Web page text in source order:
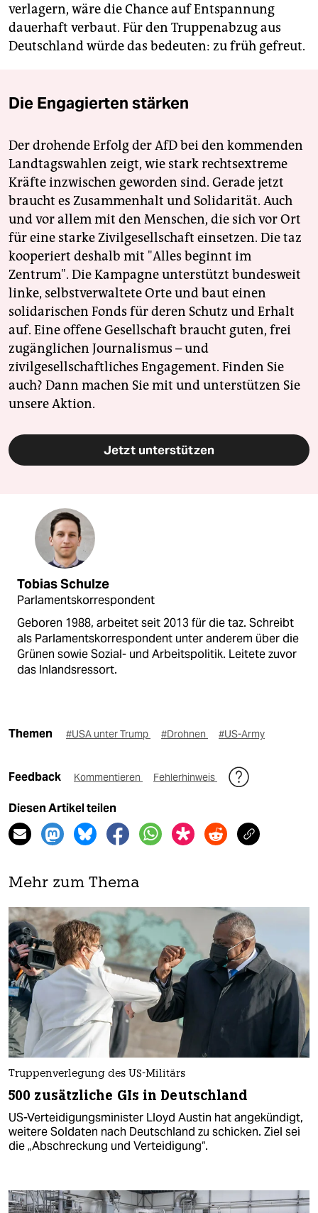
verlagern, wäre die Chance auf Entspannung
dauerhaft verbaut. Für den Truppenabzug aus
Deutschland würde das bedeuten: zu früh gefreut.
Die Engagierten stärken
Der drohende Erfolg der AfD bei den kommenden
Landtagswahlen zeigt, wie stark rechtsextreme
Kräfte inzwischen geworden sind. Gerade jetzt
braucht es Zusammenhalt und Solidarität. Auch
und vor allem mit den Menschen, die sich vor Ort
für eine starke Zivilgesellschaft einsetzen. Die taz
kooperiert deshalb mit "Alles beginnt im
Zentrum". Die Kampagne unterstützt bundesweit
linke, selbstverwaltete Orte und baut einen
solidarischen Fonds für deren Schutz und Erhalt
auf. Eine offene Gesellschaft braucht guten, frei
zugänglichen Journalismus – und
zivilgesellschaftliches Engagement. Finden Sie
auch? Dann machen Sie mit und unterstützen Sie
unsere Aktion.
Jetzt unterstützen
Tobias Schulze
Parlamentskorrespondent
Geboren 1988, arbeitet seit 2013 für die taz. Schreibt
als Parlamentskorrespondent unter anderem über die
Grünen sowie Sozial- und Arbeitspolitik. Leitete zuvor
das Inlandsressort.
Themen #USA unter Trump #Drohnen #US-Army
Feedback Kommentieren Fehlerhinweis
Diesen Artikel teilen
Mehr zum Thema
Truppenverlegung des US-Militärs
500 zusätzliche GIs in Deutschland
US-Verteidigungsminister Lloyd Austin hat angekündigt,
weitere Soldaten nach Deutschland zu schicken. Ziel sei
die „Abschreckung und Verteidigung“.